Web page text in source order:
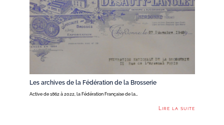
Les archives de la Fédération de la Brosserie
Active de 1862 à 2022, la Fédération Française de la…
Lire la suite